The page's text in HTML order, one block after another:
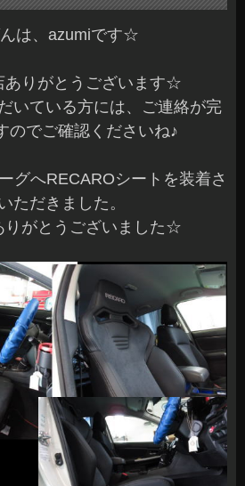
は、azumiです☆
ありがとうございます☆
いている方には、ご連絡が完
のでご確認くださいね♪
グへRECAROシートを装着さ
ただきました。
りがとうございました☆